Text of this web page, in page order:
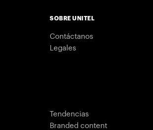
SOBRE UNITEL
Contáctanos
Legales
Tendencias
Branded content